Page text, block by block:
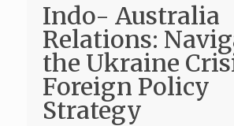
Indo- Australia
Relations:
the Ukraine
Foreign Policy
Strategy